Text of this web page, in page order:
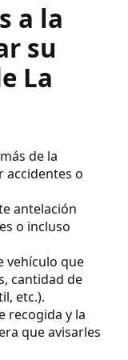
a la
su
La
de la
accidentes o
antelación
o incluso
vehículo que
cantidad de
etc.).
recogida y la
que avisarles